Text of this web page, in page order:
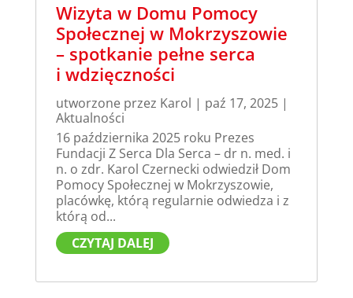
Wizyta w Domu Pomocy
Społecznej w Mokrzyszowie
– spotkanie pełne serca
i wdzięczności
utworzone przez Karol | paź 17, 2025|
Aktualności
16 października 2025 roku Prezes
Fundacji Z Serca Dla Serca – dr n. med. i
n. o zdr. Karol Czernecki odwiedził Dom
Pomocy Społecznej w Mokrzyszowie,
placówkę, którą regularnie odwiedza i z
którą od...
CZYTAJ DALEJ